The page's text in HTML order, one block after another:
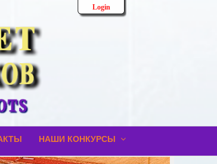
Login
НАШИ КОНКУРСЫ